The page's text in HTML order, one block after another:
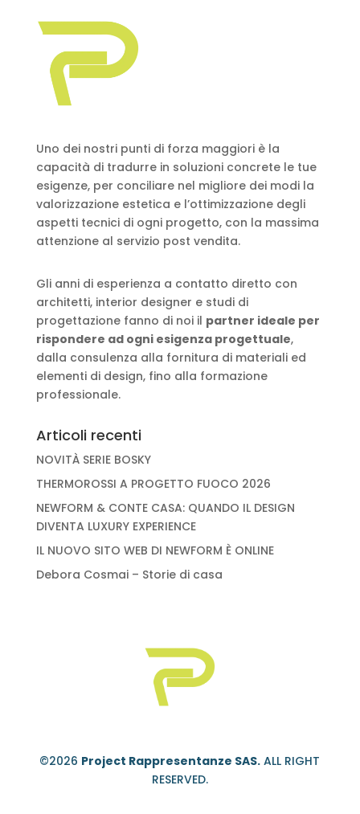
Uno dei nostri punti di forza maggiori è la
capacità di tradurre in soluzioni concrete le tue
esigenze, per conciliare nel migliore dei modi la
valorizzazione estetica e l’ottimizzazione degli
aspetti tecnici di ogni progetto, con la massima
attenzione al servizio post vendita.
Gli anni di esperienza a contatto diretto con
architetti, interior designer e studi di
progettazione fanno di noi il partner ideale per
rispondere ad ogni esigenza progettuale,
dalla consulenza alla fornitura di materiali ed
elementi di design, fino alla formazione
professionale.
Articoli recenti
NOVITÀ SERIE BOSKY
THERMOROSSI A PROGETTO FUOCO 2026
NEWFORM & CONTE CASA: QUANDO IL DESIGN
DIVENTA LUXURY EXPERIENCE
IL NUOVO SITO WEB DI NEWFORM È ONLINE
Debora Cosmai – Storie di casa
©2026 Project Rappresentanze SAS. ALL RIGHT
RESERVED.